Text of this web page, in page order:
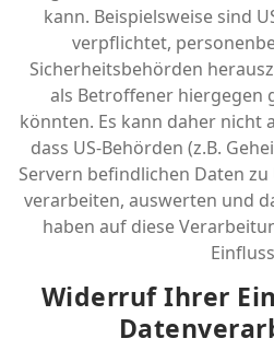
kann. Beispielsweise sind
verpflichtet,
Sicherheitsbehörden
als Betroffener hiergegen
könnten. Es kann daher nicht
dass US-Behörden (z.B.
Servern befindlichen Daten
verarbeiten, auswerten und
haben auf diese
Widerruf Ihrer